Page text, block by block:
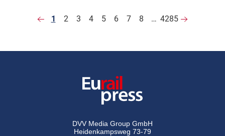
1 2 3 4 5 6 7 8 … 4285
DVV Media Group GmbH
Heidenkampsweg 73-79